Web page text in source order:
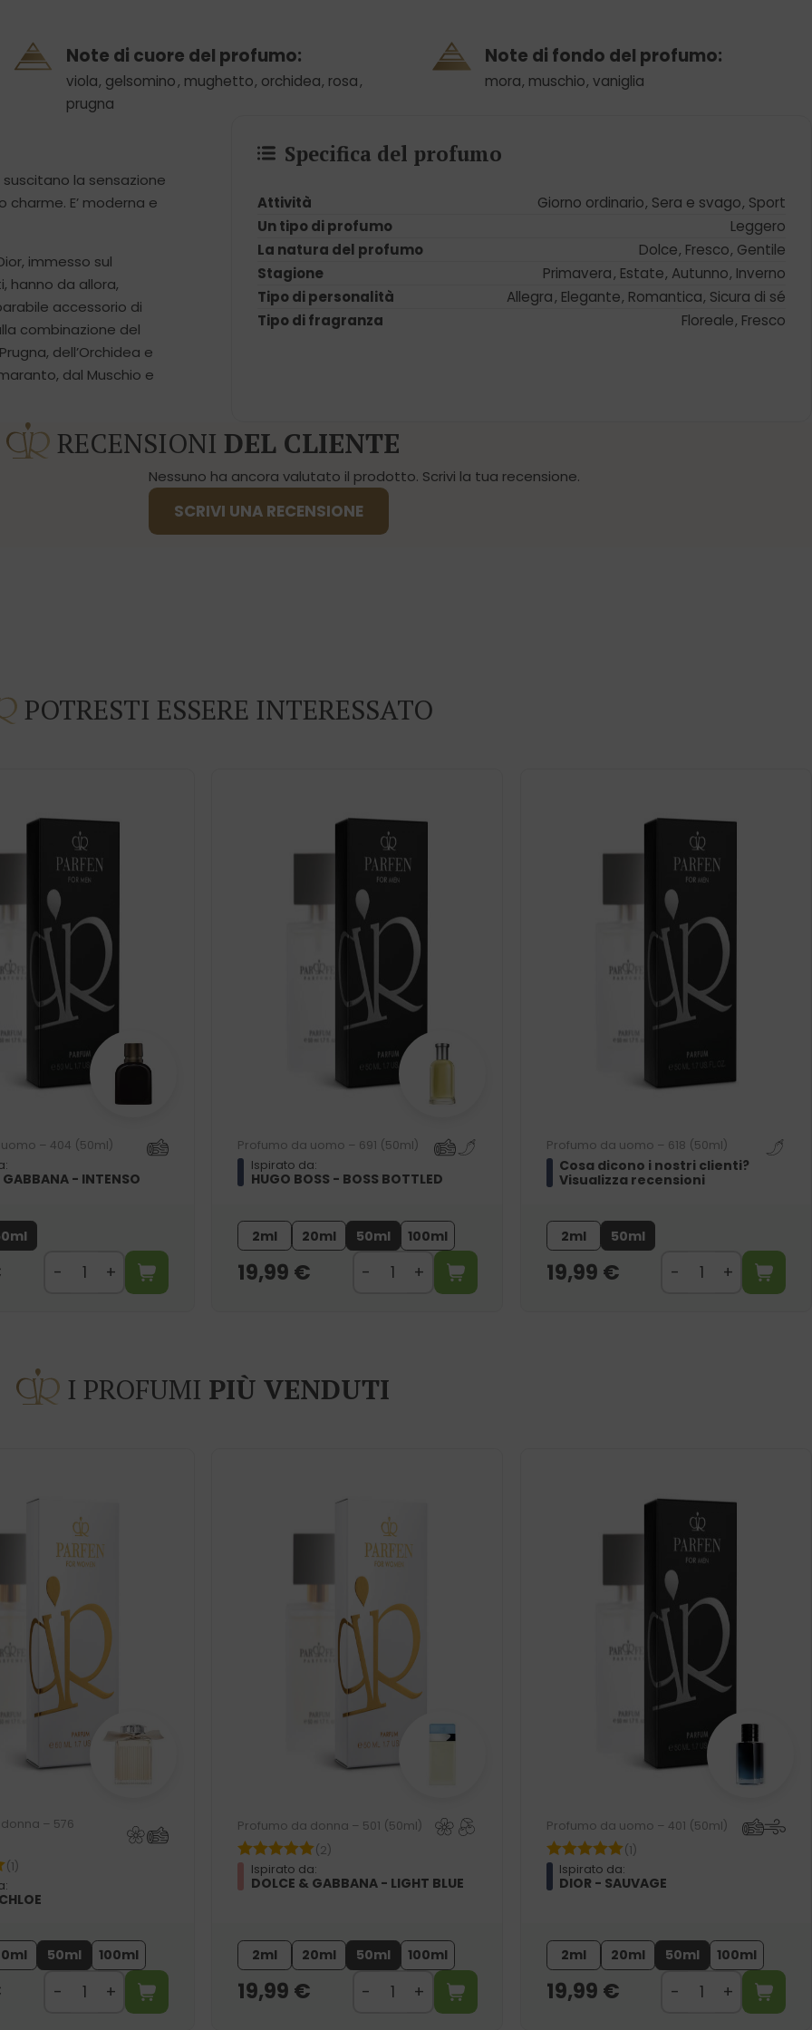
Note di cuore del profumo:
viola, gelsomino, mughetto, orchidea, rosa,
prugna
Note di fondo del profumo:
mora, muschio, vaniglia
la sensazione
E’ moderna e
immesso sul
hanno da allora,
accessorio di
combinazione del
dell’Orchidea e
dal Muschio e
Specifica del profumo
Attività Giorno ordinario, Sera e svago, Sport
Un tipo di profumo
Leggero
La natura del profumo
Dolce, Fresco, Gentile
Stagione
Primavera, Estate, Autunno, Inverno
Tipo di personalità
Allegra, Elegante, Romantica, Sicura di sé
Tipo di fragranza
Floreale, Fresco
RECENSIONIDEL CLIENTE
Nessuno ha ancora valutato il prodotto. Scrivi la tua recensione.
SCRIVI UNA RECENSIONE
POTRESTI ESSERE INTERESSATO
– 404 (50ml)
- INTENSO
Profumo da uomo – 691 (50ml)
Ispirato da:
HUGO BOSS - BOSS BOTTLED
2ml 20ml 50ml 100ml
19,99 €
Profumo da uomo – 618 (50ml)
Cosa dicono i nostri clienti?
Visualizza recensioni
2ml 50ml
19,99 €
I PROFUMI PIÙ VENDUTI
– 576
(1)
50ml 100ml
Profumo da donna – 501 (50ml)
(2)
Ispirato da:
DOLCE & GABBANA - LIGHT BLUE
2ml 20ml 50ml 100ml
19,99 €
Profumo da uomo – 401 (50ml)
(1)
Ispirato da:
DIOR - SAUVAGE
2ml 20ml 50ml 100ml
19,99 €